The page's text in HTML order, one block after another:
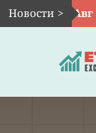
Skip
to
Новости >Авг 7: